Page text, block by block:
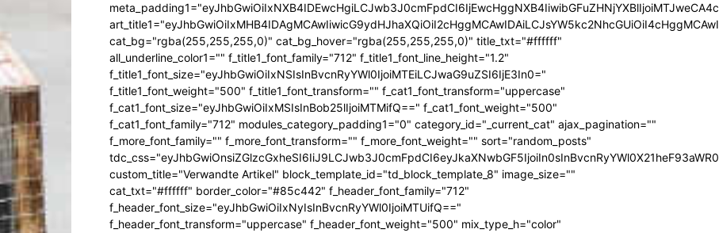
cat_bg="rgba(255,255,255,0)" cat_bg_hover="rgba(255,255,255,0)" title_txt="#ffffff"
all_underline_color1="" f_title1_font_family="712" f_title1_font_line_height="1.2"
f_title1_font_size="eyJhbGwiOiIxNSIsInBvcnRyYWl0IjoiMTEiLCJwaG9uZSI6IjE3In0="
f_title1_font_weight="500" f_title1_font_transform="" f_cat1_font_transform="uppercase"
f_cat1_font_size="eyJhbGwiOiIxMSIsInBob25lIjoiMTMifQ==" f_cat1_font_weight="500"
f_cat1_font_family="712" modules_category_padding1="0" category_id="_current_cat" ajax_pagination=""
f_more_font_family="" f_more_font_transform="" f_more_font_weight="" sort="random_posts"
custom_title="Verwandte Artikel" block_template_id="td_block_template_8" image_size=""
cat_txt="#ffffff" border_color="#85c442" f_header_font_family="712"
f_header_font_size="eyJhbGwiOiIxNyIsInBvcnRyYWl0IjoiMTUifQ=="
f_header_font_transform="uppercase" f_header_font_weight="500" mix_type_h="color"